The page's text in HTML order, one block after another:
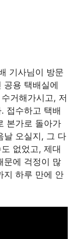
기사님이 방문
공용 택배실에
거해가시고, 저
접수하고 택배
본가로 돌아가
날 오실지, 그 다
없었고, 제대
문에 걱정이 많
지 하루 만에 안